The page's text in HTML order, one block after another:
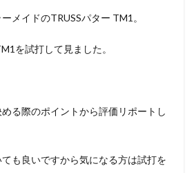
メイドのTRUSSパター TM1。
を試打して見ました。
る際のポイントから評価リポートし
も良いですから気になる方は試打を